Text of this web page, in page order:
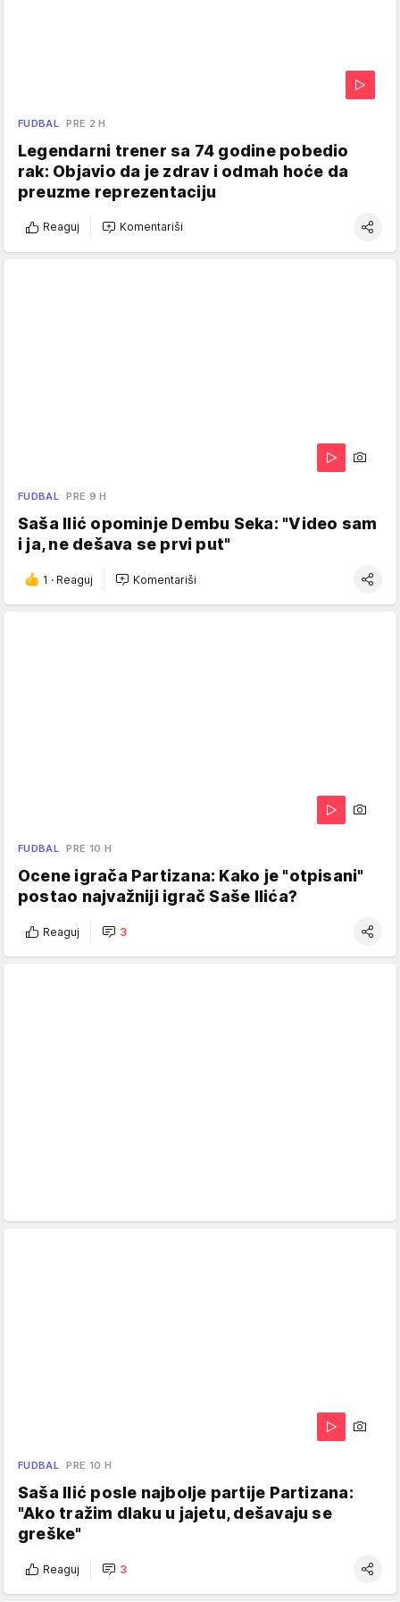
FUDBAL PRE 2 H
Legendarni trener sa 74 godine pobedio
rak: Objavio da je zdrav i odmah hoće da
preuzme reprezentaciju
Reaguj Komentariši
FUDBAL PRE 9 H
Saša Ilić opominje Dembu Seka: "Video sam
i ja, ne dešava se prvi put"
1 · Reaguj Komentariši
FUDBAL PRE 10 H
Ocene igrača Partizana: Kako je "otpisani"
postao najvažniji igrač Saše Ilića?
Reaguj 3
FUDBAL PRE 10 H
Saša Ilić posle najbolje partije Partizana:
"Ako tražim dlaku u jajetu, dešavaju se
greške"
Reaguj 3